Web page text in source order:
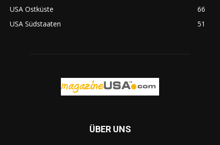
USA Ostküste
66
USA Südstaaten
51
ÜBER UNS